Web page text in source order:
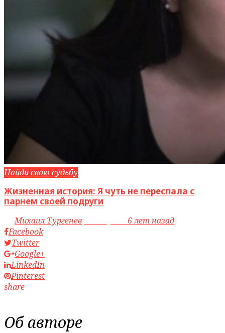
Найди свою судьбу
Жизненная история: Я чуть не переспала с
парнем своей подруги
byМихаил Тургенев
6 лет назад
Facebook
Twitter
Google+
LinkedIn
Pinterest
share
Об авторе